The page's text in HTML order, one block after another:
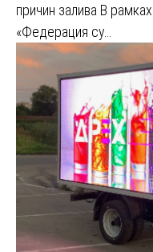
причин залива В
«Федерация су…